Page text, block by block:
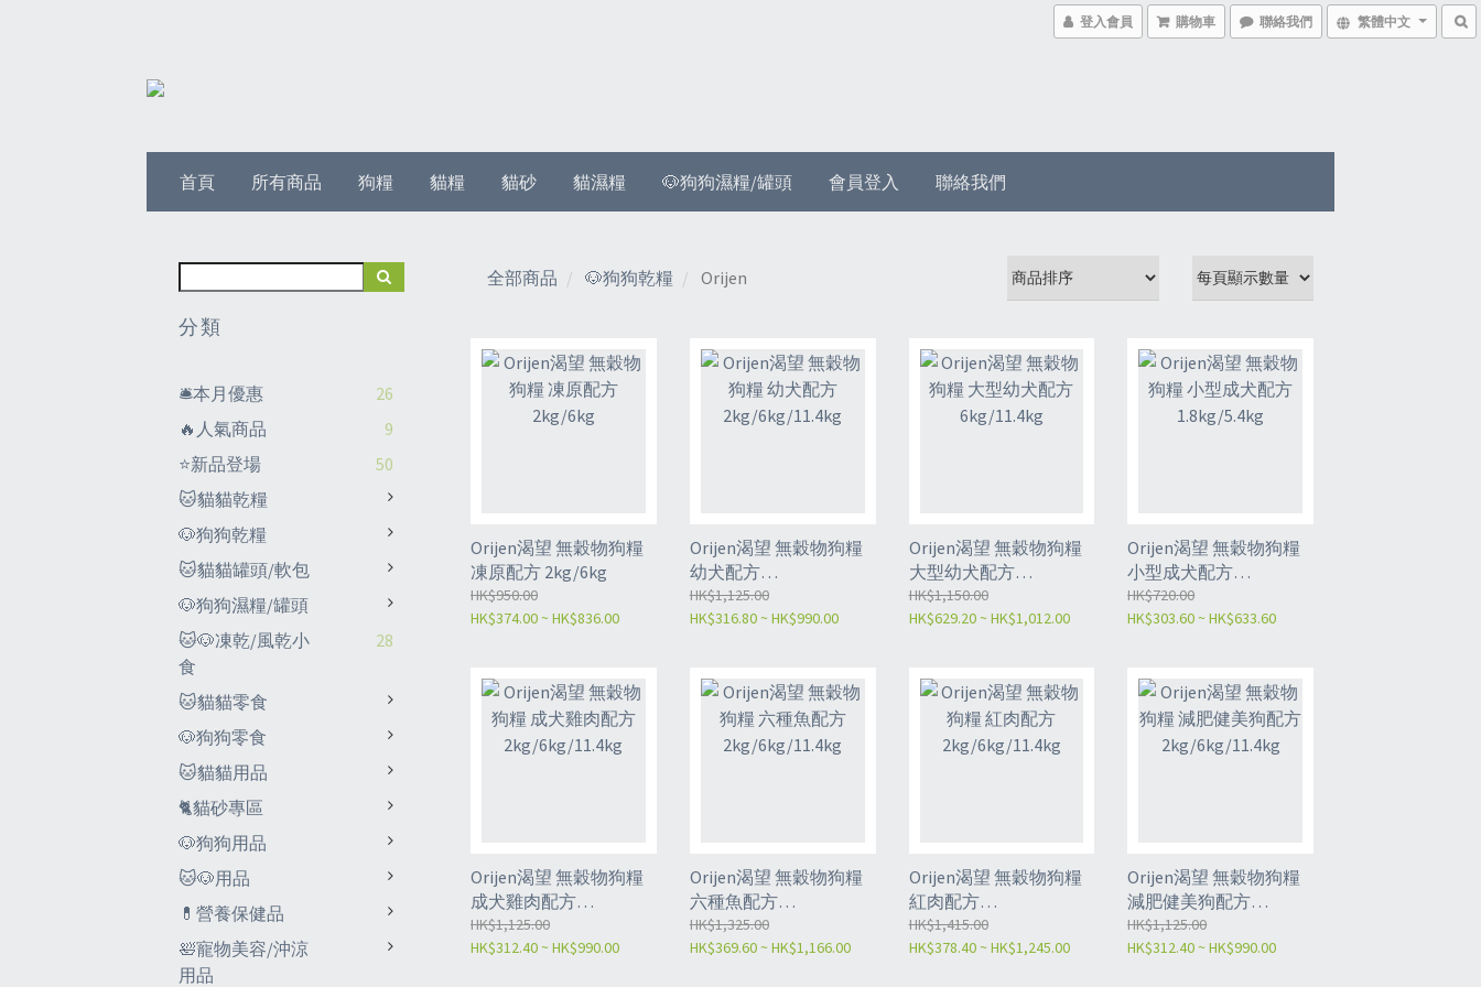
登入會員 購物車 聯絡我們 繁體中文
首頁 所有商品 狗糧 貓糧 貓砂 貓濕糧 🐶狗狗濕糧/罐頭 會員登入 聯絡我們
分類
🛎️本月優惠
26
🔥人氣商品
9
⭐新品登場
50
🐱貓貓乾糧
🐶狗狗乾糧
🐱貓貓罐頭/軟包
🐶狗狗濕糧/罐頭
🐱🐶凍乾/風乾小
食
28
🐱貓貓零食
🐶狗狗零食
🐱貓貓用品
🐈貓砂專區
🐶狗狗用品
🐱🐶用品
💊營養保健品
🛀寵物美容/沖涼
用品
全部商品 🐶狗狗乾糧 Orijen
Orijen渴望 無穀物狗糧
凍原配方 2kg/6kg
HK$950.00
HK$374.00 ~ HK$836.00
Orijen渴望 無穀物狗糧
幼犬配方
2kg/6kg/11.4kg
HK$1,125.00
HK$316.80 ~ HK$990.00
Orijen渴望 無穀物狗糧
大型幼犬配方
6kg/11.4kg
HK$1,150.00
HK$629.20 ~ HK$1,012.00
Orijen渴望 無穀物狗糧
小型成犬配方
1.8kg/5.4kg
HK$720.00
HK$303.60 ~ HK$633.60
Orijen渴望 無穀物狗糧
成犬雞肉配方
2kg/6kg/11.4kg
HK$1,125.00
HK$312.40 ~ HK$990.00
Orijen渴望 無穀物狗糧
六種魚配方
2kg/6kg/11.4kg
HK$1,325.00
HK$369.60 ~ HK$1,166.00
Orijen渴望 無穀物狗糧
紅肉配方
2kg/6kg/11.4kg
HK$1,415.00
HK$378.40 ~ HK$1,245.00
Orijen渴望 無穀物狗糧
減肥健美狗配方
2kg/6kg/11.4kg
HK$1,125.00
HK$312.40 ~ HK$990.00